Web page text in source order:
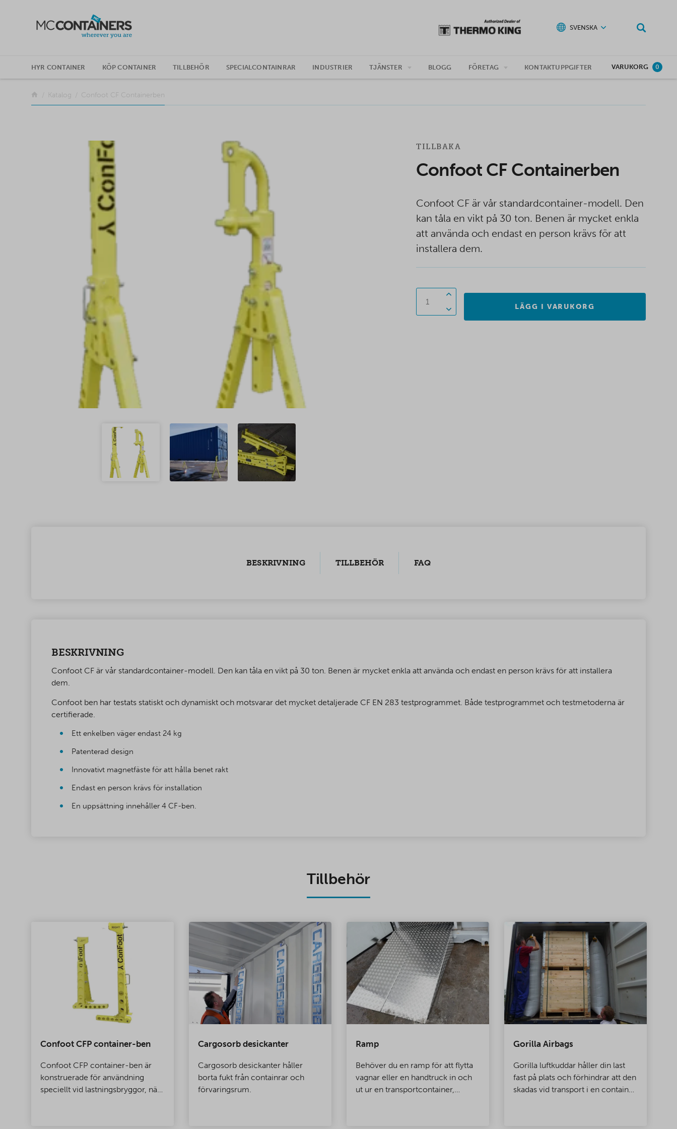
SVENSKA
HYR CONTAINER KÖP CONTAINER TILLBEHÖR SPECIALCONTAINRAR INDUSTRIER TJÄNSTER BLOGG FÖRETAG KONTAKTUPPGIFTER VARUKORG 0
Tillbaka
Katalog Confoot CF Containerben
TILLBAKA
Confoot CF Containerben
Confoot CF är vår standardcontainer-modell. Den
kan tåla en vikt på 30 ton. Benen är mycket enkla
att använda och endast en person krävs för att
installera dem.
LÄGG I VARUKORG
BESKRIVNING TILLBEHÖR FAQ
BESKRIVNING
Confoot CF är vår standardcontainer-modell. Den kan tåla en vikt på 30 ton. Benen är mycket enkla att använda och endast en person krävs för att installera
dem.
Confoot ben har testats statiskt och dynamiskt och motsvarar det mycket detaljerade CF EN 283 testprogrammet. Både testprogrammet och testmetoderna är
certifierade.
Ett enkelben väger endast 24 kg
Patenterad design
Innovativt magnetfäste för att hålla benet rakt
Endast en person krävs för installation
En uppsättning innehåller 4 CF-ben.
Tillbehör
Confoot CFP container-ben
Confoot CFP container-ben är
konstruerade för användning
speciellt vid lastningsbryggor, när
Cargosorb desickanter
Cargosorb desickanter håller
borta fukt från containrar och
förvaringsrum.
Ramp
Behöver du en ramp för att flytta
vagnar eller en handtruck in och
ut ur en transportcontainer,
Gorilla Airbags
Gorilla luftkuddar håller din last
fast på plats och förhindrar att den
skadas vid transport i en container.